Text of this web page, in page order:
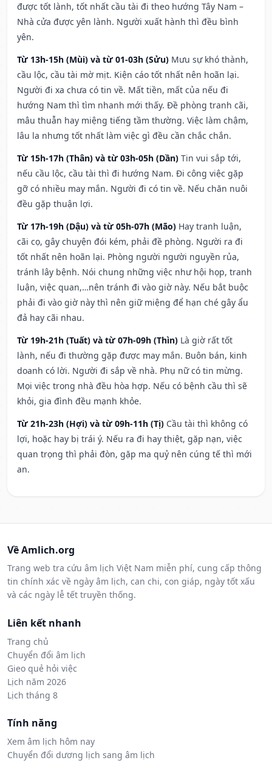
được tốt lành, tốt nhất cầu tài đi theo hướng Tây Nam –
Nhà cửa được yên lành. Người xuất hành thì đều bình
yên.
Từ 13h-15h (Mùi) và từ 01-03h (Sửu) Mưu sự khó thành,
cầu lộc, cầu tài mờ mịt. Kiện cáo tốt nhất nên hoãn lại.
Người đi xa chưa có tin về. Mất tiền, mất của nếu đi
hướng Nam thì tìm nhanh mới thấy. Đề phòng tranh cãi,
mâu thuẫn hay miệng tiếng tầm thường. Việc làm chậm,
lâu la nhưng tốt nhất làm việc gì đều cần chắc chắn.
Từ 15h-17h (Thân) và từ 03h-05h (Dần) Tin vui sắp tới,
nếu cầu lộc, cầu tài thì đi hướng Nam. Đi công việc gặp
gỡ có nhiều may mắn. Người đi có tin về. Nếu chăn nuôi
đều gặp thuận lợi.
Từ 17h-19h (Dậu) và từ 05h-07h (Mão) Hay tranh luận,
cãi cọ, gây chuyện đói kém, phải đề phòng. Người ra đi
tốt nhất nên hoãn lại. Phòng người người nguyền rủa,
tránh lây bệnh. Nói chung những việc như hội họp, tranh
luận, việc quan,…nên tránh đi vào giờ này. Nếu bắt buộc
phải đi vào giờ này thì nên giữ miệng để hạn ché gây ẩu
đả hay cãi nhau.
Từ 19h-21h (Tuất) và từ 07h-09h (Thìn) Là giờ rất tốt
lành, nếu đi thường gặp được may mắn. Buôn bán, kinh
doanh có lời. Người đi sắp về nhà. Phụ nữ có tin mừng.
Mọi việc trong nhà đều hòa hợp. Nếu có bệnh cầu thì sẽ
khỏi, gia đình đều mạnh khỏe.
Từ 21h-23h (Hợi) và từ 09h-11h (Tị) Cầu tài thì không có
lợi, hoặc hay bị trái ý. Nếu ra đi hay thiệt, gặp nạn, việc
quan trọng thì phải đòn, gặp ma quỷ nên cúng tế thì mới
an.
Về Amlich.org
Trang web tra cứu âm lịch Việt Nam miễn phí, cung cấp thông
tin chính xác về ngày âm lịch, can chi, con giáp, ngày tốt xấu
và các ngày lễ tết truyền thống.
Liên kết nhanh
Trang chủ
Chuyển đổi âm lịch
Gieo quẻ hỏi việc
Lịch năm 2026
Lịch tháng 8
Tính năng
Xem âm lịch hôm nay
Chuyển đổi dương lịch sang âm lịch